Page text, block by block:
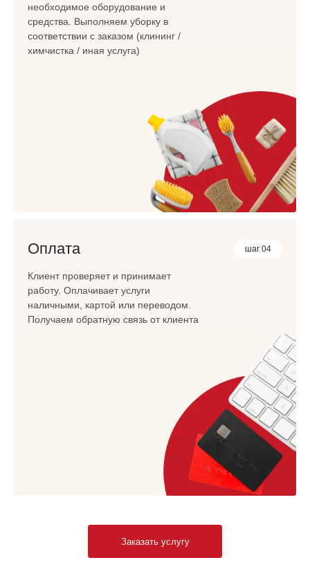
необходимое оборудование и
средства. Выполняем уборку в
соответствии с заказом (клининг /
химчистка / иная услуга)
шаг 04
Оплата
Клиент проверяет и принимает
работу. Оплачивает услуги
наличными, картой или переводом.
Получаем обратную связь от клиента
Заказать услугу